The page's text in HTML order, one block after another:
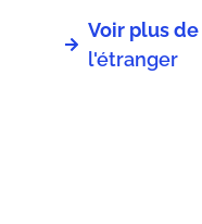
Voir plus de
l'étranger